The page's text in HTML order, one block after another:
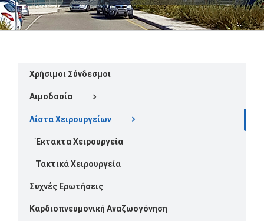
Χρήσιμοι Σύνδεσμοι
Αιμοδοσία
Λίστα Χειρουργείων
Έκτακτα Χειρουργεία
Τακτικά Χειρουργεία
Συχνές Ερωτήσεις
Καρδιοπνευμονική Αναζωογόνηση